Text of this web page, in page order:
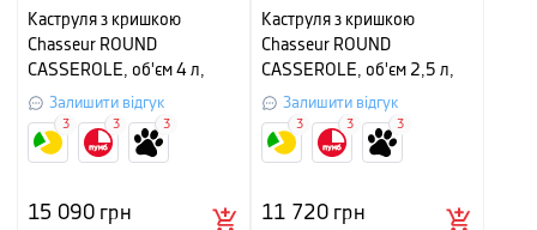
Каструля з кришкою
Chasseur ROUND
CASSEROLE, об'єм 4 л,
діаметр 24 см,
мандариновий
Залишити відгук
15 090грн
3 3 3
Каструля з кришкою
Chasseur ROUND
CASSEROLE, об'єм 2,5 л,
діаметр 20 см,
мандариновий
Залишити відгук
11 720грн
3 3 3